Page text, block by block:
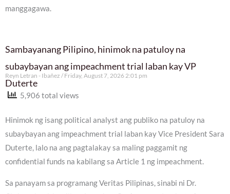
manggagawa.
Sambayanang Pilipino, hinimok na patuloy na
subaybayan ang impeachment trial laban kay VP
Duterte
Reyn Letran - Ibañez Friday, August 7, 2026 2:01 pm
5,906 total views
Hinimok ng isang political analyst ang publiko na patuloy na
subaybayan ang impeachment trial laban kay Vice President Sara
Duterte, lalo na ang pagtalakay sa maling paggamit ng
confidential funds na kabilang sa Article 1 ng impeachment.
Sa panayam sa programang Veritas Pilipinas, sinabi ni Dr.